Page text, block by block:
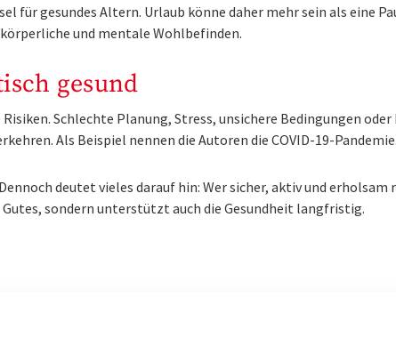
für gesundes Altern. Urlaub könne daher mehr sein als eine
und mentale Wohlbefinden.
gesund
Schlechte Planung, Stress, unsichere Bedingungen
Als Beispiel nennen die Autoren die COVID-19-Pandemie.
deutet vieles darauf hin: Wer sicher, aktiv und
sondern unterstützt auch die Gesundheit langfristig.